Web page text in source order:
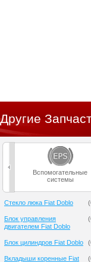
Другие
Вспомогательные
системы
Cтекло люка Fiat Doblo (
Блок управления
двигателем Fiat Doblo
(
Блок цилиндров Fiat Doblo (
Вкладыши коренные Fiat
(